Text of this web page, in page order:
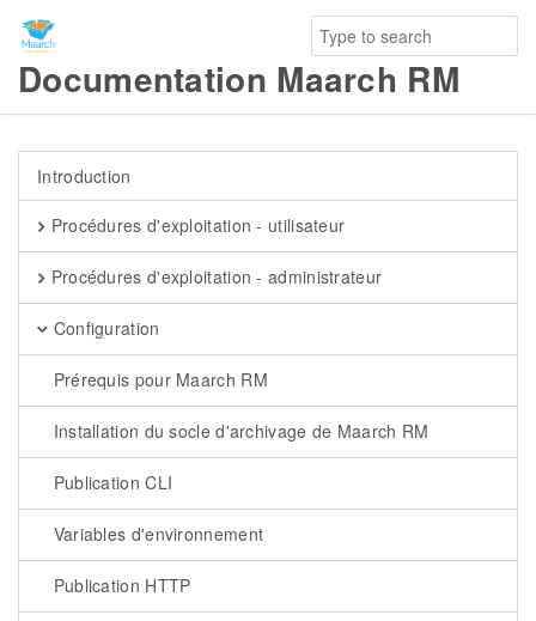
Documentation Maarch RM
Introduction
Procédures d'exploitation - utilisateur
Procédures d'exploitation - administrateur
Configuration
Prérequis pour Maarch RM
Installation du socle d'archivage de Maarch RM
Publication CLI
Variables d'environnement
Publication HTTP